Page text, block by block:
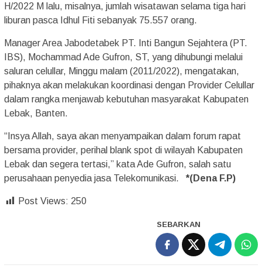
H/2022 M lalu, misalnya, jumlah wisatawan selama tiga hari
liburan pasca Idhul Fiti sebanyak 75.557 orang.
Manager Area Jabodetabek PT. Inti Bangun Sejahtera (PT.
IBS), Mochammad Ade Gufron, ST, yang dihubungi melalui
saluran celullar, Minggu malam (2011/2022), mengatakan,
pihaknya akan melakukan koordinasi dengan Provider Celullar
dalam rangka menjawab kebutuhan masyarakat Kabupaten
Lebak, Banten.
“Insya Allah, saya akan menyampaikan dalam forum rapat
bersama provider, perihal blank spot di wilayah Kabupaten
Lebak dan segera tertasi,” kata Ade Gufron, salah satu
perusahaan penyedia jasa Telekomunikasi.
*(Dena F.P)
Post Views: 250
SEBARKAN